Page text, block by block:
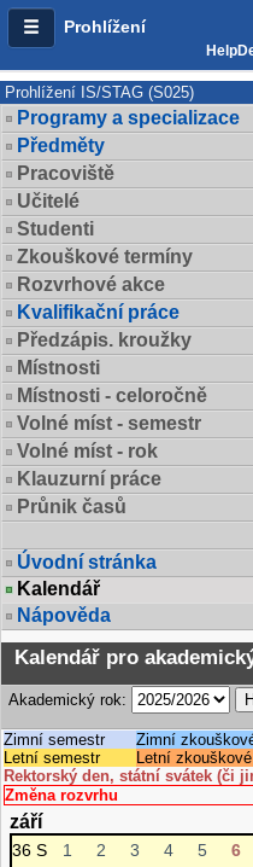
Prohlížení
Prohlížení IS/STAG (S025)
Programy a specializace
Předměty
Pracoviště
Učitelé
Studenti
Zkouškové termíny
Rozvrhové akce
Kvalifikační práce
Předzápis. kroužky
Místnosti
Místnosti - celoročně
Volné míst - semestr
Volné míst - rok
Klauzurní práce
Průnik časů
Úvodní stránka
Kalendář
Nápověda
Kalendář pro
Akademický rok:
Zimní semestr Zimní
Letní semestr
Letní zkouškové
Rektorský den, státní svátek (či
Změna rozvrhu
září
36 S 1 2 3 4 5 6